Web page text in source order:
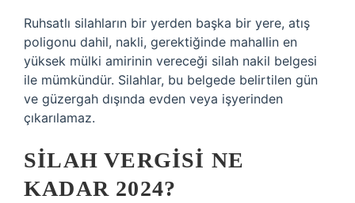
Ruhsatlı silahların bir yerden başka bir yere, atış
poligonu dahil, nakli, gerektiğinde mahallin en
yüksek mülki amirinin vereceği silah nakil belgesi
ile mümkündür. Silahlar, bu belgede belirtilen gün
ve güzergah dışında evden veya işyerinden
çıkarılamaz.
SILAH VERGISI NE
KADAR 2024?